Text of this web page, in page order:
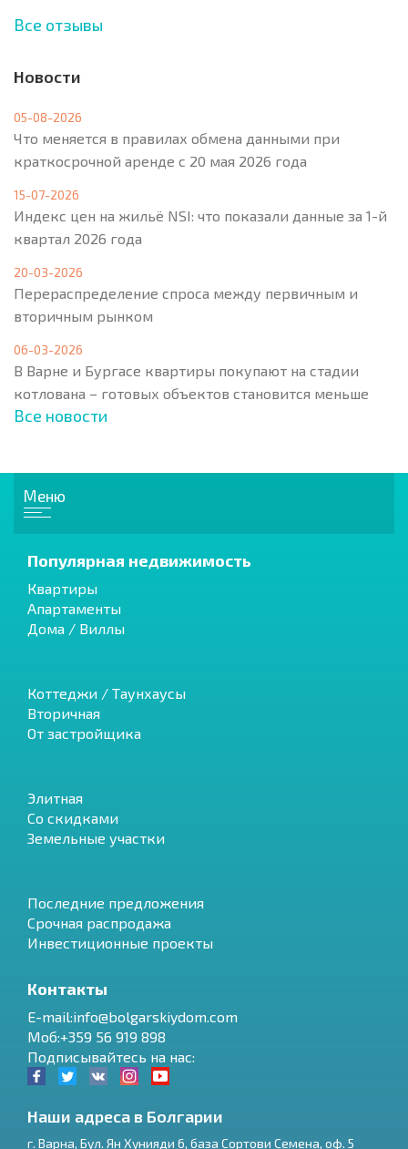
Все отзывы
Новости
05-08-2026
Что меняется в правилах обмена данными при
краткосрочной аренде с 20 мая 2026 года
15-07-2026
Индекс цен на жильё NSI: что показали данные за 1-й
квартал 2026 года
20-03-2026
Перераспределение спроса между первичным и
вторичным рынком
06-03-2026
В Варне и Бургасе квартиры покупают на стадии
котлована – готовых объектов становится меньше
Все новости
Меню
Популярная недвижимость
Квартиры
Апартаменты
Дома / Виллы
Коттеджи / Таунхаусы
Вторичная
От застройщика
Элитная
Со скидками
Земельные участки
Последние предложения
Срочная распродажа
Инвестиционные проекты
Контакты
E-mail:info@bolgarskiydom.com
Моб:+359 56 919 898
Подписывайтесь на нас:
Наши адреса в Болгарии
г. Варна, Бул. Ян Хунияди 6, база Сортови Семена, оф. 5